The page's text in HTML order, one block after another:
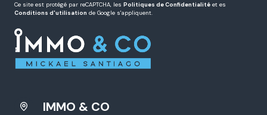
Ce site est protégé par reCAPTCHA, les Politiques de Confidentialité et es
Conditions d'utilisation de Google s'appliquent.
IMMO & CO